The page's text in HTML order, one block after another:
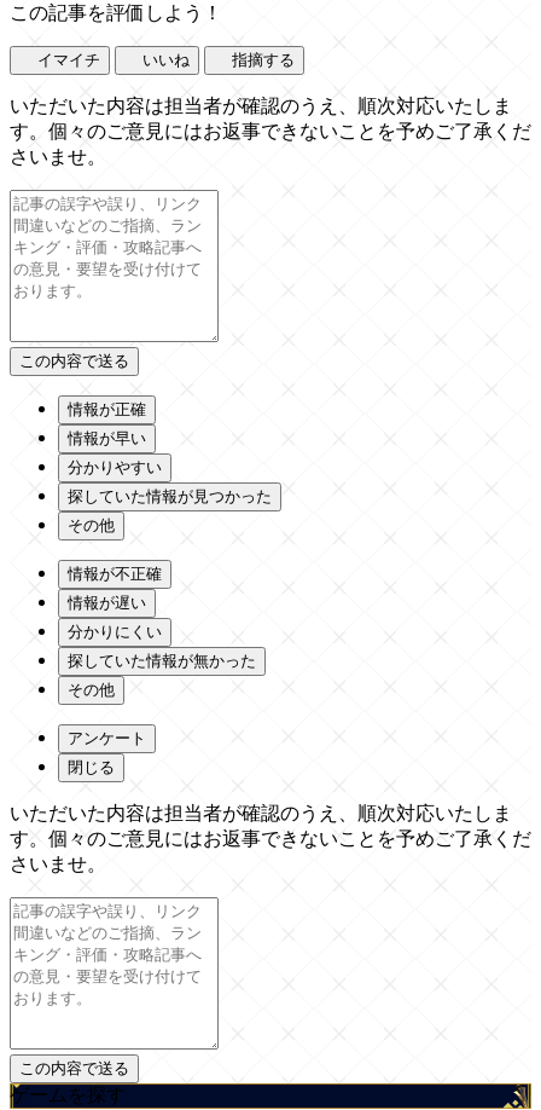
この記事を評価しよう！
イマイチ いいね 指摘する
いただいた内容は担当者が確認のうえ、順次対応いたしま
す。個々のご意見にはお返事できないことを予めご了承くだ
さいませ。
情報が正確
情報が早い
分かりやすい
探していた情報が見つかった
その他
情報が不正確
情報が遅い
分かりにくい
探していた情報が無かった
その他
アンケート
閉じる
いただいた内容は担当者が確認のうえ、順次対応いたしま
す。個々のご意見にはお返事できないことを予めご了承くだ
さいませ。
ゲームを探す